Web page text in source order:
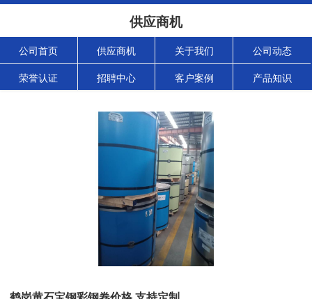
供应商机
公司首页 供应商机 关于我们 公司动态
荣誉认证 招聘中心 客户案例 产品知识